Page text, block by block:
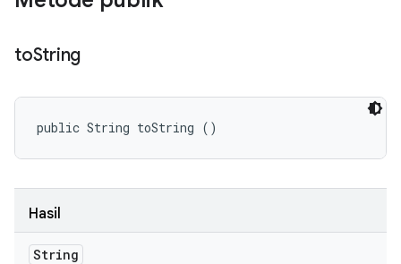
toString
public String toString ()
Hasil
String